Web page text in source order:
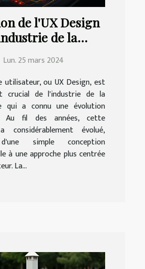
de l'UX Design
de la
Lun. 25 mars 2024
utilisateur, ou UX Design, est
crucial de l'industrie de la
qui a connu une évolution
Au fil des années, cette
considérablement évolué,
simple conception
à une approche plus centrée
La...